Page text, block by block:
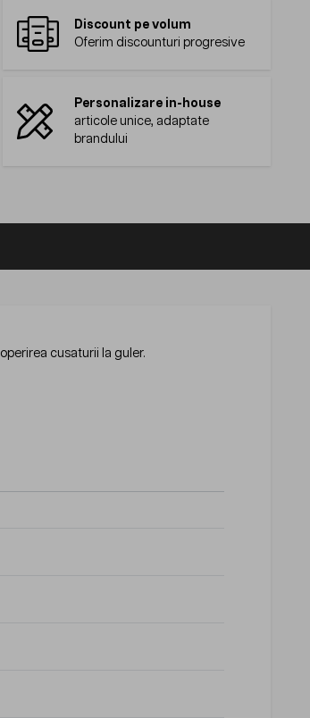
Discount pe volum
Oferim discounturi progresive
Personalizare in-house
articole unice, adaptate
brandului
cusaturii la guler.